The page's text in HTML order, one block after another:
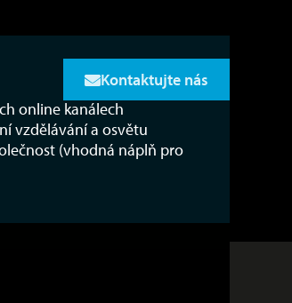
Kontaktujte nás
online kanálech
vzdělávání a osvětu
(vhodná náplň pro